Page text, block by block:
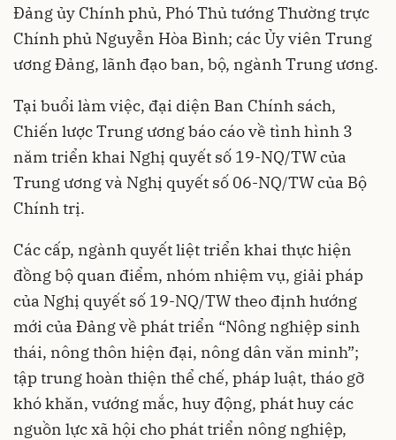
Đảng ủy Chính phủ, Phó Thủ tướng Thường trực
Chính phủ Nguyễn Hòa Bình; các Ủy viên Trung
ương Đảng, lãnh đạo ban, bộ, ngành Trung ương.
Tại buổi làm việc, đại diện Ban Chính sách,
Chiến lược Trung ương báo cáo về tình hình 3
năm triển khai Nghị quyết số 19-NQ/TW của
Trung ương và Nghị quyết số 06-NQ/TW của Bộ
Chính trị.
Các cấp, ngành quyết liệt triển khai thực hiện
đồng bộ quan điểm, nhóm nhiệm vụ, giải pháp
của Nghị quyết số 19-NQ/TW theo định hướng
mới của Đảng về phát triển “Nông nghiệp sinh
thái, nông thôn hiện đại, nông dân văn minh”;
tập trung hoàn thiện thể chế, pháp luật, tháo gỡ
khó khăn, vướng mắc, huy động, phát huy các
nguồn lực xã hội cho phát triển nông nghiệp,